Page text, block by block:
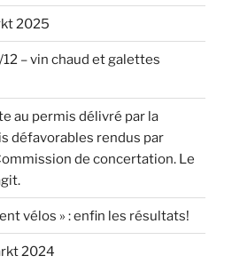
2025
– vin chaud et galettes
au permis délivré par la
défavorables rendus par
de concertation. Le
vélos » : enfin les résultats!
2024